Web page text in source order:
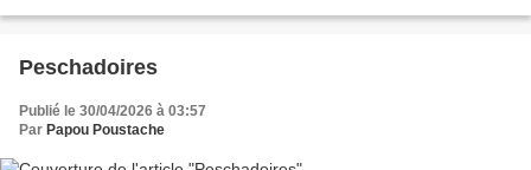
Peschadoires
Publié le 30/04/2026 à 03:57
Par Papou Poustache